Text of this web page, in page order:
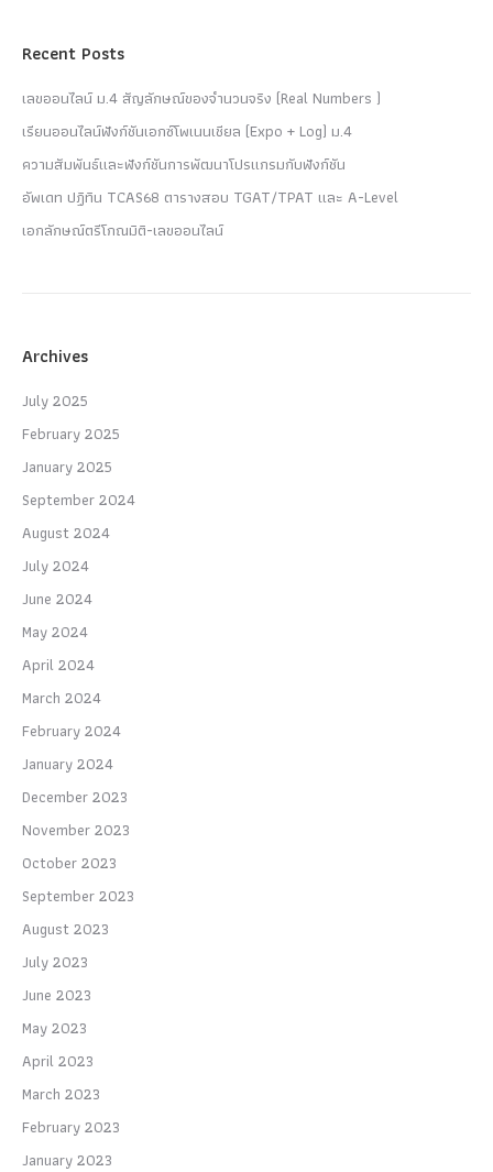
Recent Posts
เลขออนไลน์ ม.4 สัญลักษณ์ของจำนวนจริง (Real Numbers )
เรียนออนไลน์ฟังก์ชันเอกซ์โพเนนเชียล (Expo + Log) ม.4
ความสัมพันธ์และฟังก์ชันการพัฒนาโปรแกรมกับฟังก์ชัน
อัพเดท ปฏิทิน TCAS68 ตารางสอบ TGAT/TPAT และ A-Level
เอกลักษณ์ตรีโกณมิติ-เลขออนไลน์
Archives
July 2025
February 2025
January 2025
September 2024
August 2024
July 2024
June 2024
May 2024
April 2024
March 2024
February 2024
January 2024
December 2023
November 2023
October 2023
September 2023
August 2023
July 2023
June 2023
May 2023
April 2023
March 2023
February 2023
January 2023